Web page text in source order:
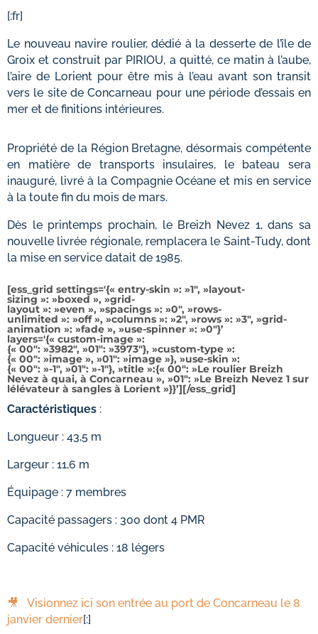
[:fr]
Le nouveau navire roulier, dédié à la desserte de l’île de
Groix et construit par PIRIOU, a quitté, ce matin à l’aube,
l’aire de Lorient pour être mis à l’eau avant son transit
vers le site de Concarneau pour une période d’essais en
mer et de finitions intérieures.
Propriété de la Région Bretagne, désormais compétente
en matière de transports insulaires, le bateau sera
inauguré, livré à la Compagnie Océane et mis en service
à la toute fin du mois de mars.
Dès le printemps prochain, le Breizh Nevez 1, dans sa
nouvelle livrée régionale, remplacera le Saint-Tudy, dont
la mise en service datait de 1985.
[ess_grid settings='{« entry-skin »: »1″, »layout-
sizing »: »boxed », »grid-
layout »: »even », »spacings »: »0″, »rows-
unlimited »: »off », »columns »: »2″, »rows »: »3″, »grid-
animation »: »fade », »use-spinner »: »0″}’
layers='{« custom-image »:
{« 00″: »3982″, »01″: »3973″}, »custom-type »:
{« 00″: »image », »01″: »image »}, »use-skin »:
{« 00″: »-1″, »01″: »-1″}, »title »:{« 00″: »Le roulier Breizh
Nevez à quai, à Concarneau », »01″: »Le Breizh Nevez 1 sur
lélévateur à sangles à Lorient »}}’][/ess_grid]
Caractéristiques :
Longueur : 43,5 m
Largeur : 11,6 m
Équipage : 7 membres
Capacité passagers : 300 dont 4 PMR
Capacité véhicules : 18 légers
🎥 Visionnez ici son entrée au port de Concarneau le 8
janvier dernier[:]